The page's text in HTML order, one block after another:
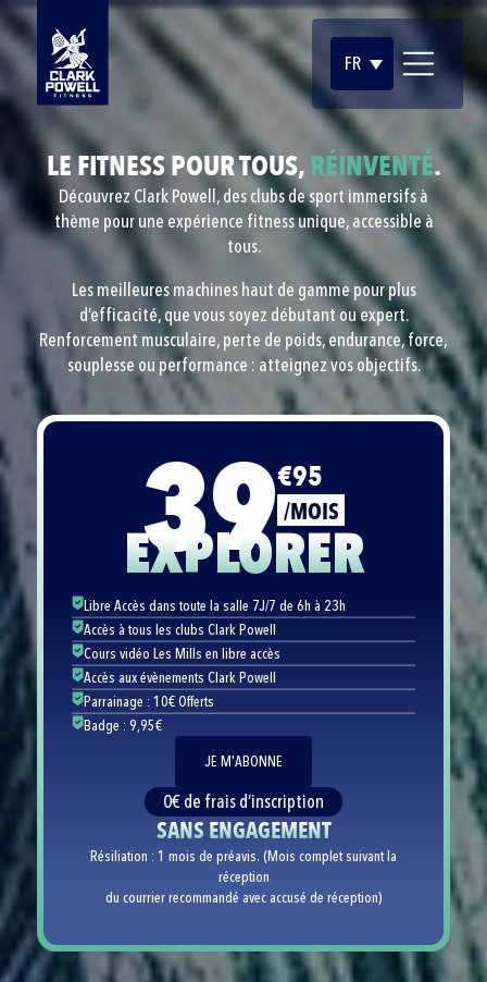
FR
LE FITNESS POUR TOUS, RÉINVENTÉ.
Découvrez Clark Powell, des clubs de sport immersifs à
thème pour une expérience fitness unique, accessible à
tous.
Les meilleures machines haut de gamme pour plus
d’efficacité, que vous soyez débutant ou expert.
Renforcement musculaire, perte de poids, endurance, force,
souplesse ou performance : atteignez vos objectifs.
39€95
/MOIS
EXPLORER
Libre Accès dans toute la salle 7J/7 de 6h à 23h
Accès à tous les clubs Clark Powell
Cours vidéo Les Mills en libre accès
Accès aux évènements Clark Powell
Parrainage : 10€ Offerts
Badge : 9,95€
JE M'ABONNE
0€ de frais d’inscription
SANS ENGAGEMENT
Résiliation : 1 mois de préavis. (Mois complet suivant la
réception
du courrier recommandé avec accusé de réception)